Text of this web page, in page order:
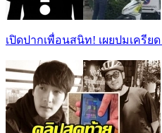
เปิดปากเพื่อนสนิท! เผยปมเครีย